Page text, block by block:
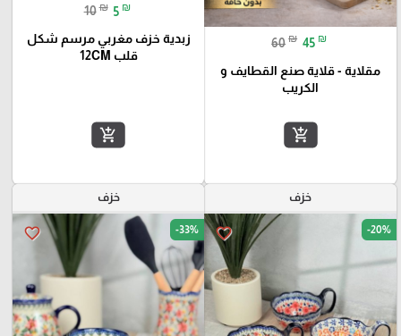
60 ₪ 45 ₪
مقلاية - قلاية صنع القطايف و
الكريب
add_shopping_cart
10 ₪ 5 ₪
زبدية خزف مغربي مرسم شكل
قلب 12CM
add_shopping_cart
خزف
favorite_border -20%
خزف
favorite_border -33%